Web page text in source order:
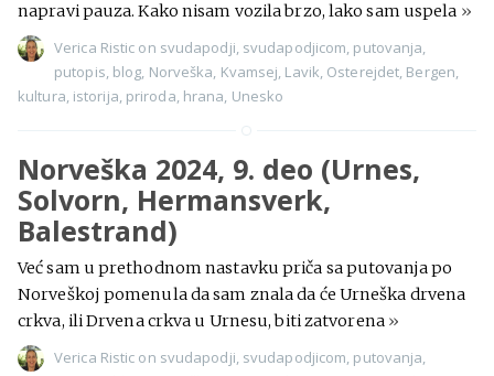
napravi pauza. Kako nisam vozila brzo, lako sam uspela »
Verica Ristic on svudapodji, svudapodjicom, putovanja,
putopis, blog, Norveška, Kvamsej, Lavik, Osterejdet, Bergen,
kultura, istorija, priroda, hrana, Unesko
Norveška 2024, 9. deo (Urnes,
Solvorn, Hermansverk,
Balestrand)
Već sam u prethodnom nastavku priča sa putovanja po
Norveškoj pomenula da sam znala da će Urneška drvena
crkva, ili Drvena crkva u Urnesu, biti zatvorena »
Verica Ristic on svudapodji svudapodjicom putovanja